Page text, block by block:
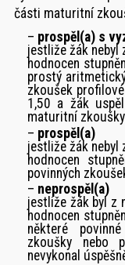
části maturitní
– prospěl(a) s
jestliže žák nebyl
hodnocen
prostý
zkoušek
1,50 a žák
maturitní
– prospěl(a)
jestliže žák nebyl
hodnocen
povinných
– neprospěl(a)
jestliže žák byl z
hodnocen
některé
zkoušky nebo
nevykonal